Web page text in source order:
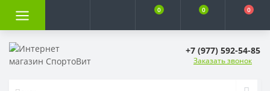
0 0 0
+7 (977) 592-54-85
Заказать звонок